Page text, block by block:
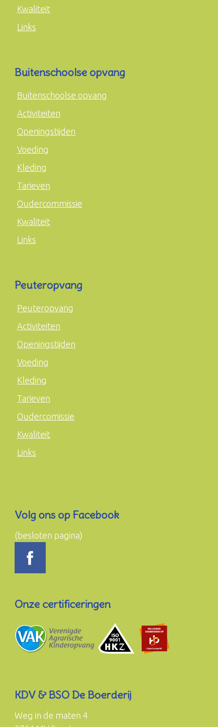
Kwaliteit
Links
Buitenschoolse opvang
Buitenschoolse opvang
Activiteiten
Openingstijden
Voeding
Kleding
Tarieven
Oudercommissie
Kwaliteit
Links
Peuteropvang
Peuteropvang
Activiteiten
Openingstijden
Voeding
Kleding
Tarieven
Oudercomissie
Kwaliteit
Links
Volg ons op Facebook
(besloten pagina)
Onze certificeringen
KDV & BSO De Boerderij
Weg in de maten 4